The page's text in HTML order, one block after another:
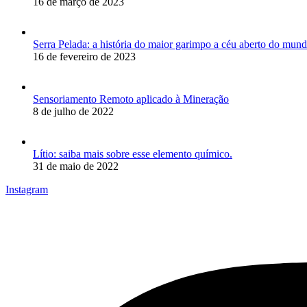
Serra Pelada: a história do maior garimpo a céu aberto do
16 de fevereiro de 2023
Sensoriamento Remoto aplicado à Mineração
8 de julho de 2022
Lítio: saiba mais sobre esse elemento químico.
31 de maio de 2022
Instagram